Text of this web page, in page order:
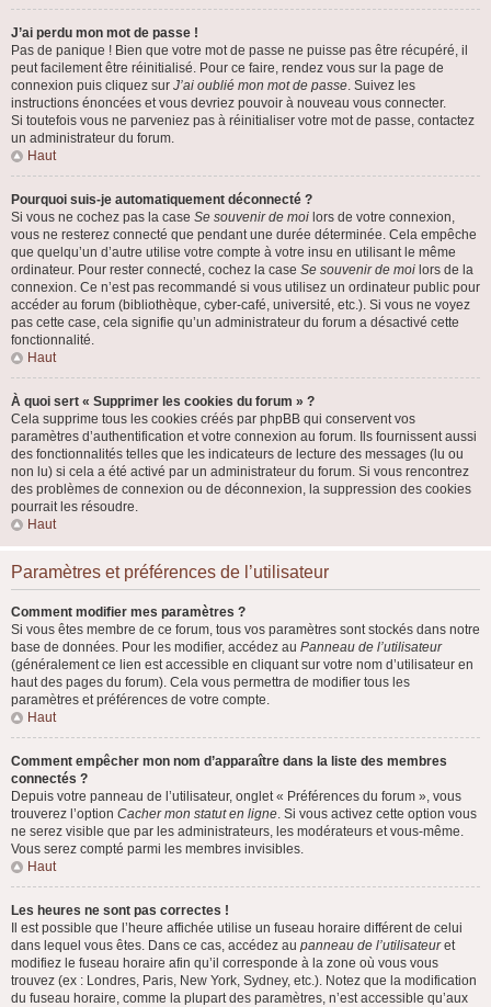
J’ai perdu mon mot de passe !
Pas de panique ! Bien que votre mot de passe ne puisse pas être récupéré, il
peut facilement être réinitialisé. Pour ce faire, rendez vous sur la page de
connexion puis cliquez sur J’ai oublié mon mot de passe. Suivez les
instructions énoncées et vous devriez pouvoir à nouveau vous connecter.
Si toutefois vous ne parveniez pas à réinitialiser votre mot de passe, contactez
un administrateur du forum.
Haut
Pourquoi suis-je automatiquement déconnecté ?
Si vous ne cochez pas la case Se souvenir de moi lors de votre connexion,
vous ne resterez connecté que pendant une durée déterminée. Cela empêche
que quelqu’un d’autre utilise votre compte à votre insu en utilisant le même
ordinateur. Pour rester connecté, cochez la case Se souvenir de moi lors de la
connexion. Ce n’est pas recommandé si vous utilisez un ordinateur public pour
accéder au forum (bibliothèque, cyber-café, université, etc.). Si vous ne voyez
pas cette case, cela signifie qu’un administrateur du forum a désactivé cette
fonctionnalité.
Haut
À quoi sert « Supprimer les cookies du forum » ?
Cela supprime tous les cookies créés par phpBB qui conservent vos
paramètres d’authentification et votre connexion au forum. Ils fournissent aussi
des fonctionnalités telles que les indicateurs de lecture des messages (lu ou
non lu) si cela a été activé par un administrateur du forum. Si vous rencontrez
des problèmes de connexion ou de déconnexion, la suppression des cookies
pourrait les résoudre.
Haut
Paramètres et préférences de l’utilisateur
Comment modifier mes paramètres ?
Si vous êtes membre de ce forum, tous vos paramètres sont stockés dans notre
base de données. Pour les modifier, accédez au Panneau de l’utilisateur
(généralement ce lien est accessible en cliquant sur votre nom d’utilisateur en
haut des pages du forum). Cela vous permettra de modifier tous les
paramètres et préférences de votre compte.
Haut
Comment empêcher mon nom d’apparaître dans la liste des membres
connectés ?
Depuis votre panneau de l’utilisateur, onglet « Préférences du forum », vous
trouverez l’option Cacher mon statut en ligne. Si vous activez cette option vous
ne serez visible que par les administrateurs, les modérateurs et vous-même.
Vous serez compté parmi les membres invisibles.
Haut
Les heures ne sont pas correctes !
Il est possible que l’heure affichée utilise un fuseau horaire différent de celui
dans lequel vous êtes. Dans ce cas, accédez au panneau de l’utilisateuret
modifiez le fuseau horaire afin qu’il corresponde à la zone où vous vous
trouvez (ex : Londres, Paris, New York, Sydney, etc.). Notez que la modification
du fuseau horaire, comme la plupart des paramètres, n’est accessible qu’aux